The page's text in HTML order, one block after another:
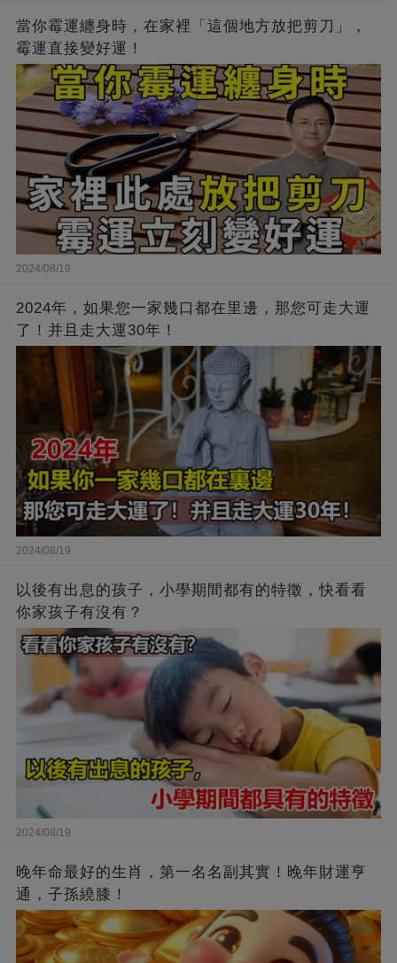
當你霉運纏身時，在家裡「這個地方放把剪刀」，
霉運直接變好運！
2024/08/19
2024年，如果您一家幾口都在里邊，那您可走大運
了！并且走大運30年！
2024/08/19
以後有出息的孩子，小學期間都有的特徵，快看看
你家孩子有沒有？
2024/08/19
晚年命最好的生肖，第一名名副其實！晚年財運亨
通，子孫繞膝！